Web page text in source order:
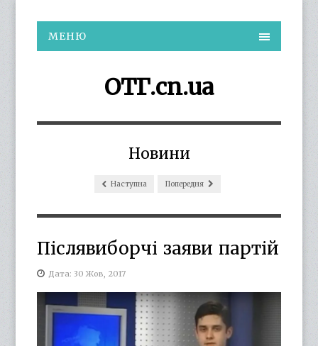
МЕНЮ
ОТГ.cn.ua
Новини
Наступна Попередня
Післявиборчі заяви партій
Дата: 30 Жов, 2017